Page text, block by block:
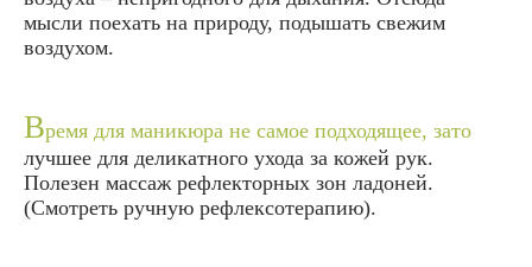
мысли поехать на природу, подышать свежим
воздухом.
Время для маникюра не самое подходящее, зато
лучшее для деликатного ухода за кожей рук.
Полезен массаж рефлекторных зон ладоней.
(Смотреть ручную рефлексотерапию).